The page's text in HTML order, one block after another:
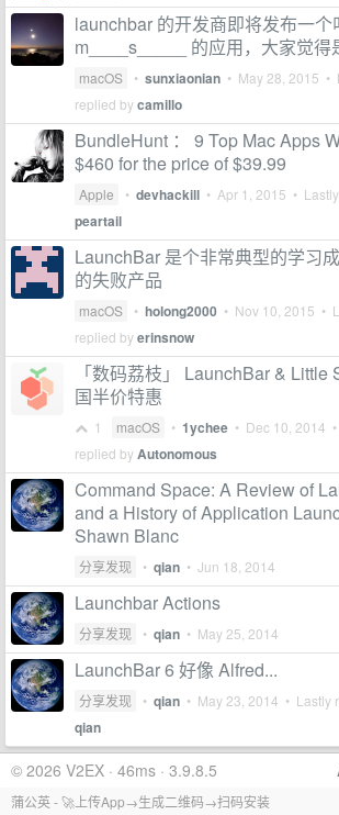
launchbar 的开发商即将发布一个
m____s_____ 的应用，大家觉得
macOS • sunxiaonian • May 28, 2015 •
replied bycamillo
BundleHunt ： 9 Top Mac Apps
$460 for the price of $39.99
Apple • devhackill • Apr 1, 2015 •
peartail
LaunchBar 是个非常典型的学习
的失败产品
macOS • holong2000 • Nov 10, 2015 •
replied byerinsnow
「数码荔枝」 LaunchBar & Little
国半价特惠
1 macOS • 1ychee • Dec 10, 2014
replied byAutonomous
Command Space: A Review of
and a History of Application
Shawn Blanc
分享发现 • qian • Jun 18, 2014
Launchbar Actions
分享发现 • qian • May 25, 2014
LaunchBar 6 好像 Alfred...
分享发现 • qian • May 23, 2014 • Lastly
qian
© 2026 V2EX · 46ms · 3.9.8.5
蒲公英 - 🚀上传App→生成二维码→扫码安装